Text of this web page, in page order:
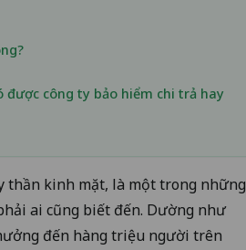
được công ty bảo hiểm chi trả hay
thần kinh mặt, là một trong những
ai cũng biết đến. Dường như
đến hàng triệu người trên